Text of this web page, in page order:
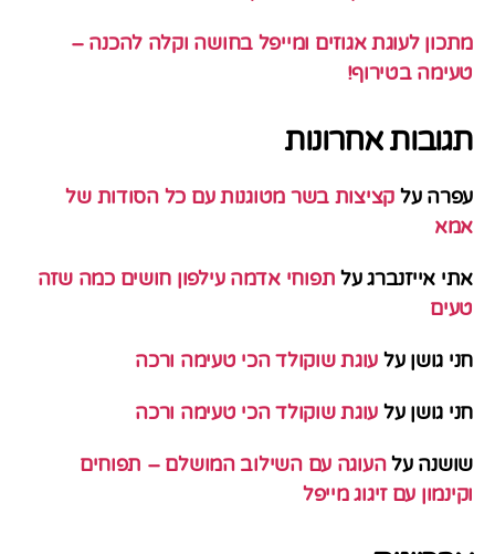
מתכון לעוגת אגוזים ומייפל בחושה וקלה להכנה –
טעימה בטירוף!
תגובות אחרונות
עפרה על קציצות בשר מטוגנות עם כל הסודות של
אמא
אתי אייזנברגעל תפוחי אדמה עילפון חושים כמה שזה
טעים
חני גושן על עוגת שוקולד הכי טעימה ורכה
חני גושן על עוגת שוקולד הכי טעימה ורכה
שושנה עלהעוגה עם השילוב המושלם – תפוחים
וקינמון עם זיגוג מייפל